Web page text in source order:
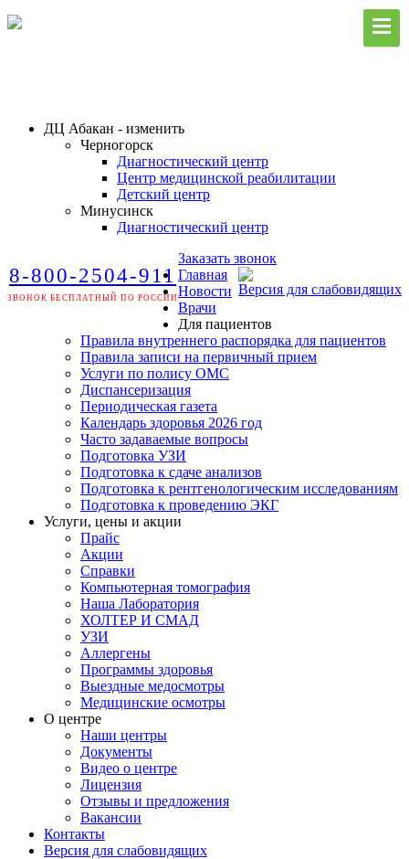
ДЦ Абакан - изменить
Черногорск
Диагностический центр
Центр медицинской реабилитации
Детский центр
Минусинск
Диагностический центр
8-800-2504-911
ЗВОНОК БЕСПЛАТНЫЙ ПО РОССИИ
Заказать звонок
Версия для слабовидящих
Главная
Новости
Врачи
Для пациентов
Правила внутреннего распорядка для пациентов
Правила записи на первичный прием
Услуги по полису ОМС
Диспансеризация
Периодическая газета
Календарь здоровья 2026 год
Часто задаваемые вопросы
Подготовка УЗИ
Подготовка к сдаче анализов
Подготовка к рентгенологическим исследованиям
Подготовка к проведению ЭКГ
Услуги, цены и акции
Прайс
Акции
Справки
Компьютерная томография
Наша Лаборатория
ХОЛТЕР И СМАД
УЗИ
Аллергены
Программы здоровья
Выездные медосмотры
Медицинские осмотры
О центре
Наши центры
Документы
Видео о центре
Лицензия
Отзывы и предложения
Вакансии
Контакты
Версия для слабовидящих